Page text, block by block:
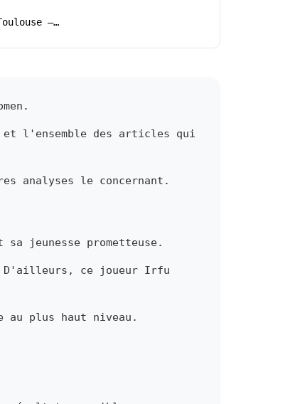
–…
l'ensemble des articles qui
analyses le concernant.
jeunesse prometteuse.
D'ailleurs, ce joueur Irfu
plus haut niveau.